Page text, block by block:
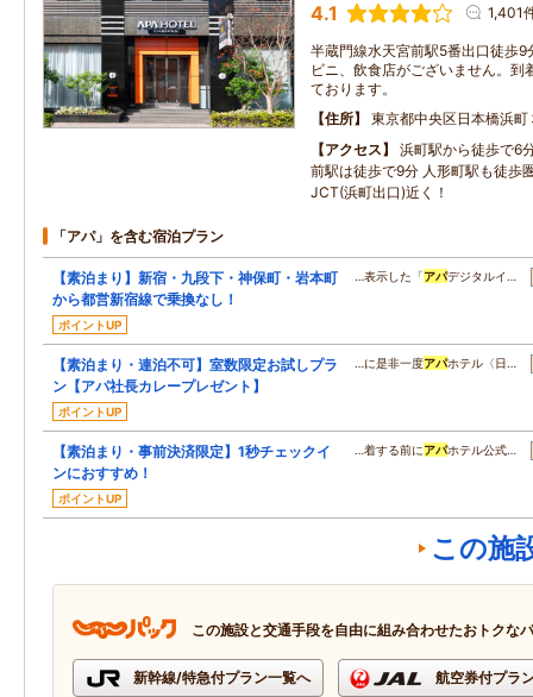
4.1 1,401
半蔵門線水天宮前駅5番出口徒歩
ビニ、飲食店がございません。到
ております。
住所
東京都中央区日本橋浜町
アクセス
浜町駅から徒歩で6
前駅は徒歩で9分 人形町駅も徒歩
JCT(浜町出口)近く！
「アパ」を含む宿泊プラン
【素泊まり】新宿・九段下・神保町・岩本町
から都営新宿線で乗換なし！
ポイントUP
…表示した「アパデジタルイ…
【素泊まり・連泊不可】室数限定お試しプラ
ン【アパ社長カレープレゼント】
ポイントUP
…に是非一度アパホテル〈日…
【素泊まり・事前決済限定】1秒チェックイ
ンにおすすめ！
ポイントUP
…着する前にアパホテル公式…
この施
この施設と交通手段を自由に組み合わせたおトクな
新幹線/特急付プラン一覧へ 航空券付プラ